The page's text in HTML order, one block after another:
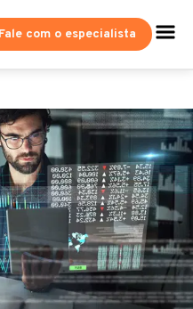
Fale com o especialista